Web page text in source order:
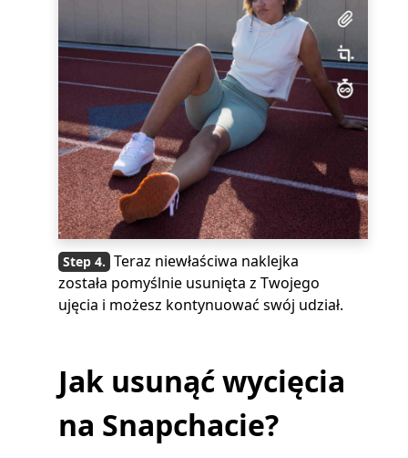
Teraz niewłaściwa naklejka
została pomyślnie usunięta z Twojego
ujęcia i możesz kontynuować swój udział.
Jak usunąć wycięcia
na Snapchacie?